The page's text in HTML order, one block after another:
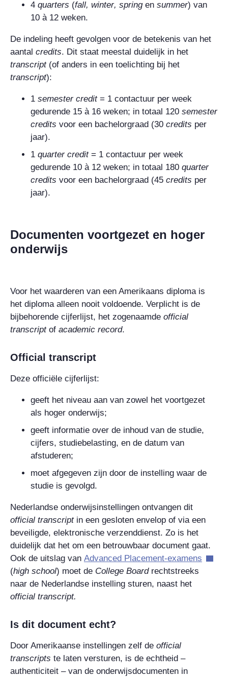
4 quarters (fall, winter, spring en summer) van
10 à 12 weken.
De indeling heeft gevolgen voor de betekenis van het
aantal credits. Dit staat meestal duidelijk in het
transcript(of anders in een toelichting bij het
transcript):
1 semester credit= 1 contactuur per week
gedurende 15 à 16 weken; in totaal 120 semester
credits voor een bachelorgraad (30 credits per
jaar).
1 quarter credit= 1 contactuur per week
gedurende 10 à 12 weken; in totaal 180 quarter
credits voor een bachelorgraad (45 credits per
jaar).
Documenten voortgezet en hoger
onderwijs
Voor het waarderen van een Amerikaans diploma is
het diploma alleen nooit voldoende. Verplicht is de
bijbehorende cijferlijst, het zogenaamde official
transcript of academic record.
Official transcript
Deze officiële cijferlijst:
geeft het niveau aan van zowel het voortgezet
als hoger onderwijs;
geeft informatie over de inhoud van de studie,
cijfers, studiebelasting, en de datum van
afstuderen;
moet afgegeven zijn door de instelling waar de
studie is gevolgd.
Nederlandse onderwijsinstellingen ontvangen dit
official transcriptin een gesloten envelop of via een
beveiligde, elektronische verzenddienst. Zo is het
duidelijk dat het om een betrouwbaar document gaat.
Ook de uitslag van Advanced Placement-examens
(high school) moet de College Board rechtstreeks
naar de Nederlandse instelling sturen, naast het
official transcript.
Is dit document echt?
Door Amerikaanse instellingen zelf de official
transcripts te laten versturen, is de echtheid –
authenticiteit – van de onderwijsdocumenten in